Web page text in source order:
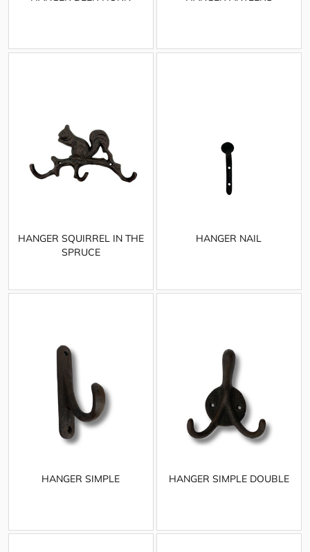
HANGER SQUIRREL IN THE
SPRUCE
HANGER NAIL
HANGER SIMPLE HANGER SIMPLE DOUBLE